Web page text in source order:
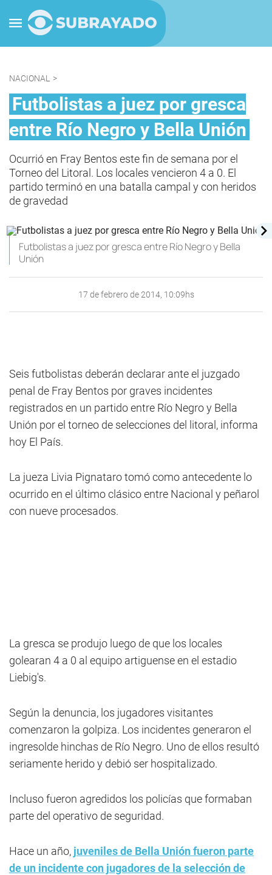
NACIONAL >
Futbolistas a juez por gresca
entre Río Negro y Bella Unión
Ocurrió en Fray Bentos este fin de semana por el
Torneo del Litoral. Los locales vencieron 4 a 0. El
partido terminó en una batalla campal y con heridos
de gravedad
Futbolistas a juez por gresca entre Río Negro y Bella
Unión
17 de febrero de 2014, 10:09hs
Seis futbolistas deberán declarar ante el juzgado
penal de Fray Bentos por graves incidentes
registrados en un partido entre Río Negro y Bella
Unión por el torneo de selecciones del litoral, informa
hoy El País.
La jueza Livia Pignataro tomó como antecedente lo
ocurrido en el último clásico entre Nacional y peñarol
con nueve procesados.
La gresca se produjo luego de que los locales
golearan 4 a 0 al equipo artiguense en el estadio
Liebig's.
Según la denuncia, los jugadores visitantes
comenzaron la golpiza. Los incidentes generaron el
ingresolde hinchas de Río Negro. Uno de ellos resultó
seriamente herido y debió ser hospitalizado.
Incluso fueron agredidos los policías que formaban
parte del operativo de seguridad.
Hace un año, juveniles de Bella Unión fueron parte
de un incidente con jugadores de la selección de